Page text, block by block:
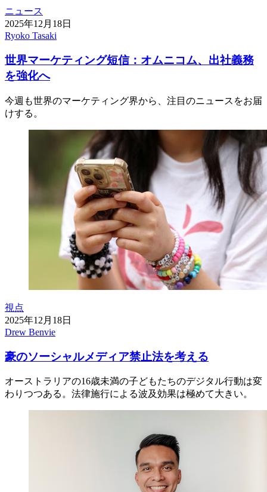
ニュース
2025年12月18日
Ryoko Tasaki
世界マーケティング短信：オムニコム、出社義務
を強化へ
今週も世界のマーケティング界から、注目のニュースをお届
けする。
視点
2025年12月18日
Drew Benvie
豪のソーシャルメディア禁止法を考える
オーストラリアの16歳未満の子どもたちのデジタル行動は変
わりつつある。法律施行による波及効果は極めて大きい。